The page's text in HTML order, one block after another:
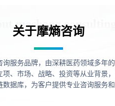
关于摩熵咨询
服务品牌，由深耕医药领域多年
、市场、战略、投资等从业背景
数据库，为客户提供专业咨询服务